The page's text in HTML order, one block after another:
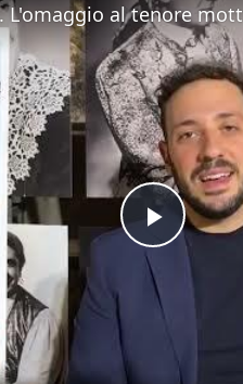
Play
Video